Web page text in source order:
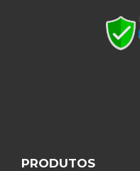
PRODUTOS